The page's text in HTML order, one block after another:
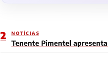
2 NOTÍCIAS
Tenente Pimentel